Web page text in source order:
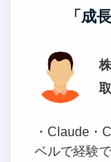
「成
・Claude・
ベルで経験